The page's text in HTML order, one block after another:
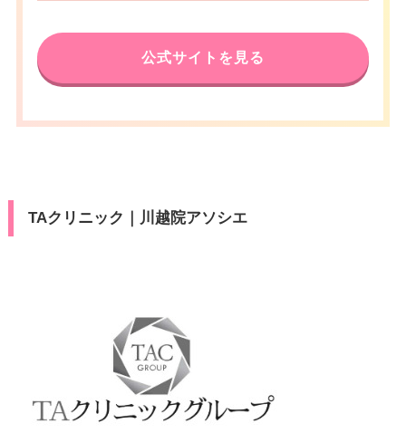
公式サイトを見る
TAクリニック｜川越院アソシエ